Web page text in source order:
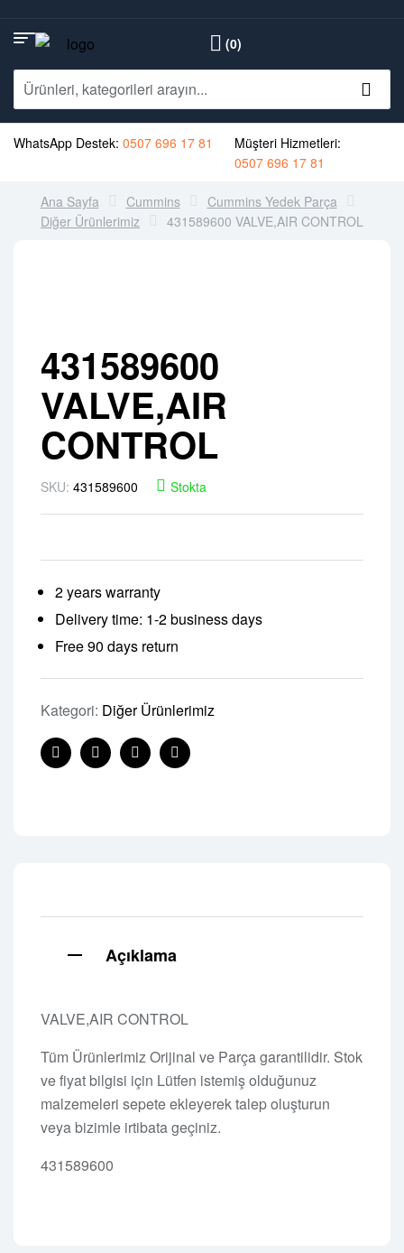
(0)
WhatsApp Destek: 0507 696 17 81
Müşteri Hizmetleri:
0507 696 17 81
Ana Sayfa Cummins
Cummins Yedek Parça
Diğer Ürünlerimiz
431589600 VALVE,AIR CONTROL
431589600
VALVE,AIR
CONTROL
SKU: 431589600 Stokta
2 years warranty
Delivery time: 1-2 business days
Free 90 days return
Kategori: Diğer Ürünlerimiz
FacebookTwitterLinkedinPinterest
Açıklama
VALVE,AIR CONTROL
Tüm Ürünlerimiz Orijinal ve Parça garantilidir. Stok
ve fiyat bilgisi için Lütfen istemiş olduğunuz
malzemeleri sepete ekleyerek talep oluşturun
veya bizimle irtibata geçiniz.
431589600